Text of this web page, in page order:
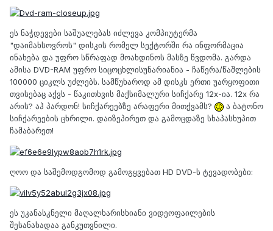
ეს ნაჭდევები საშუალებას იძლევა კომპიუტერმა
"დაიმახსოვროს" დისკის რომელ სექტორში რა ინფორმაცია
ინახება და უფრო სწრაფად მოახდინოს მასზე წვდომა. გარდა
ამისა DVD-RAM უფრო სიცოცხლისუნარიანია - ჩაწერა/წაშლების
100000 ციკლს უძლებს. სამწუხაროდ ამ დისკს ერთი უარყოფითი
თვისებაც აქვს - წაკითხვის მაქსიმალური სიჩქარე 12x-ია. 12x რა
არის? აჰ პარდონ! სიჩქარეებზე არაფერი მითქვამს?
ა ბატონო
სიჩქარეების ცხრილი. დაიზეპირეთ და გამოცდაზე სხაპასხუპით
ჩამაბარეთ!
ღოო და საშემოდგომოდ გამოგყვებათ HD DVD-ს ტევადობები:
ეს უკანასკნელი მაღალხარისხიანი ვიდეოფაილების
შესანახადაა განკუთვნილი.